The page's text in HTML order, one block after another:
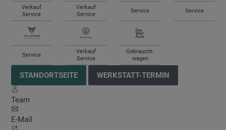
Verkauf
Service
Verkauf
Service
Service Service
Service
Verkauf
Service
Gebraucht-
wagen
STANDORTSEITE WERKSTATT-TERMIN
Team
E-Mail